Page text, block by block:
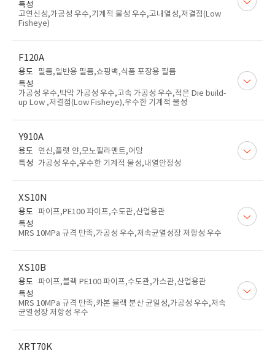
특성
고연신성,가공성 우수,기계적 물성 우수,고내열성,저결점(Low
Fisheye)
F120A
용도 필름,일반용 필름,쇼핑백,식품 포장용 필름
특성
가공성 우수,박막 가공성 우수,고속 가공성 우수,적은 Die build-
up Low ,저결점(Low Fisheye),우수한 기계적 물성
Y910A
용도
연신,플랫 얀,모노필라멘트,어망
특성 가공성 우수,우수한 기계적 물성,내열안정성
XS10N
용도 파이프,PE100 파이프,수도관,산업용관
특성
MRS 10MPa 규격 만족,가공성 우수,저속균열성장 저항성 우수
XS10B
용도 파이프,블랙 PE100 파이프,수도관,가스관,산업용관
특성
MRS 10MPa 규격 만족,카본 블랙 분산 균일성,가공성 우수,저속
균열성장 저항성 우수
XRT70K